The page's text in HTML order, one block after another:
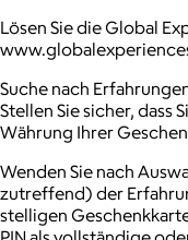
Lösen Sie die Global
Suche nach
Stellen Sie sicher, dass
Währung Ihrer
Wenden Sie nach
zutreffend) der
stelligen